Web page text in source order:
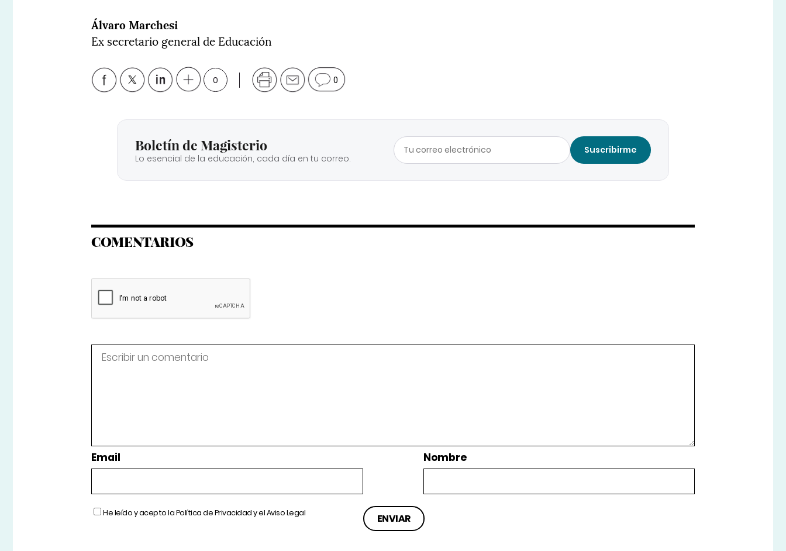
Álvaro Marchesi
Ex secretario general de Educación
0 0
Boletín de Magisterio
Lo esencial de la educación, cada día en tu correo.
Suscribirme
COMENTARIOS
Email Nombre
He leído y acepto laPolítica de Privacidady elAviso Legal